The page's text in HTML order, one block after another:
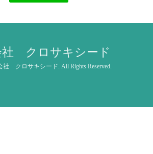
社 クロサキシード
社 クロサキシード . All Rights Reserved.